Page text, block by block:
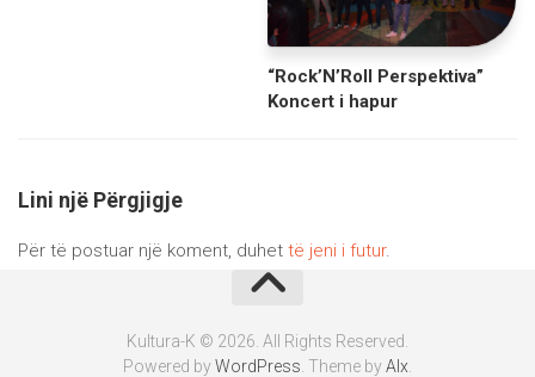
“Rock’N’Roll Perspektiva”
Koncert i hapur
Lini një Përgjigje
Për të postuar një koment, duhet të jeni i futur.
Kultura-K © 2026. All Rights Reserved.
Powered byWordPress . Theme byAlx